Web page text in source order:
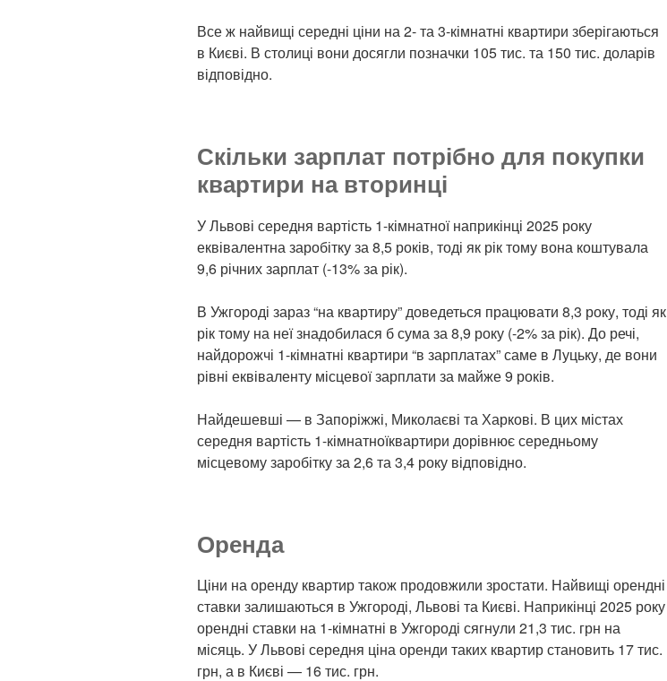
Все ж найвищі середні ціни на 2- та 3-кімнатні квартири зберігаються
в Києві. В столиці вони досягли позначки 105 тис. та 150 тис. доларів
відповідно.
Скільки зарплат потрібно для покупки
квартири на вторинці
У Львові середня вартість 1-кімнатної наприкінці 2025 року
еквівалентна заробітку за 8,5 років, тоді як рік тому вона коштувала
9,6 річних зарплат (-13% за рік).
В Ужгороді зараз “на квартиру” доведеться працювати 8,3 року, тоді як
рік тому на неї знадобилася б сума за 8,9 року (-2% за рік). До речі,
найдорожчі 1-кімнатні квартири “в зарплатах” саме в Луцьку, де вони
рівні еквіваленту місцевої зарплати за майже 9 років.
Найдешевші — в Запоріжжі, Миколаєві та Харкові. В цих містах
середня вартість 1-кімнатноїквартири дорівнює середньому
місцевому заробітку за 2,6 та 3,4 року відповідно.
Оренда
Ціни на оренду квартир також продовжили зростати. Найвищі орендні
ставки залишаються в Ужгороді, Львові та Києві. Наприкінці 2025 року
орендні ставки на 1-кімнатні в Ужгороді сягнули 21,3 тис. грн на
місяць. У Львові середня ціна оренди таких квартир становить 17 тис.
грн, а в Києві — 16 тис. грн.